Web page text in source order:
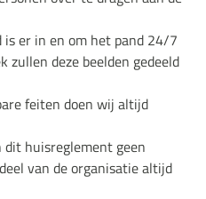
is er in en om het pand 24/7
zullen deze beelden gedeeld
feiten doen wij altijd
huisreglement geen
van de organisatie altijd